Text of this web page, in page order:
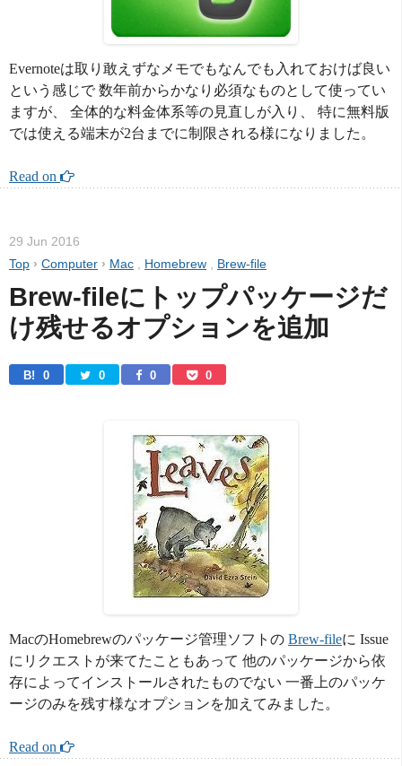
Evernoteは取り敢えずなメモでもなんでも入れておけば良い
という感じで 数年前からかなり必須なものとして使ってい
ますが、 全体的な料金体系等の見直しが入り、 特に無料版
では使える端末が2台までに制限される様になりました。
Read on
29 Jun 2016
Top › Computer › Mac Homebrew Brew-file
Brew-fileにトップパッケージだ
け残せるオプションを追加
B! 0 0 0 0
MacのHomebrewのパッケージ管理ソフトの Brew-fileに Issue
にリクエストが来てたこともあって 他のパッケージから依
存によってインストールされたものでない 一番上のパッケ
ージのみを残す様なオプションを加えてみました。
Read on